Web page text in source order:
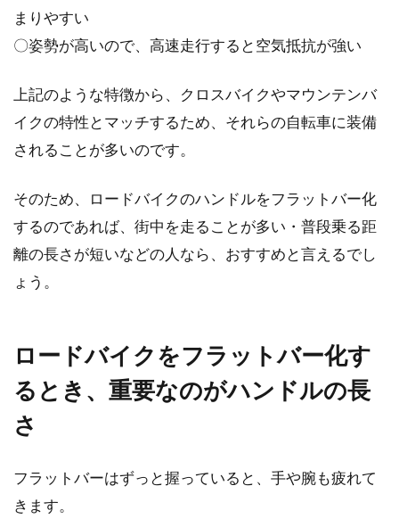
き部分は？
自転車で走る時、路面に唯一接している部分が
皆さんは、mtbのハンドルの角度を気にされた
ことがありますか？ハンドルポジションや角度
は、自...
クロスバイクの改造ブログを参考に
まりやすい
〇姿勢が高いので、高速走行すると空気抵抗が強い
上記のような特徴から、クロスバイクやマウンテンバ
イクの特性とマッチするため、それらの自転車に装備
されることが多いのです。
そのため、ロードバイクのハンドルをフラットバー化
するのであれば、街中を走ることが多い・普段乗る距
離の長さが短いなどの人なら、おすすめと言えるでし
ょう。
ロードバイクをフラットバー化す
るとき、重要なのがハンドルの長
さ
フラットバーはずっと握っていると、手や腕も疲れて
きます。